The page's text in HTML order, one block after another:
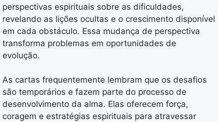
perspectivas espirituais sobre as dificuldades,
revelando as lições ocultas e o crescimento disponível
em cada obstáculo. Essa mudança de perspectiva
transforma problemas em oportunidades de
evolução.
As cartas frequentemente lembram que os desafios
são temporários e fazem parte do processo de
desenvolvimento da alma. Elas oferecem força,
coragem e estratégias espirituais para atravessar